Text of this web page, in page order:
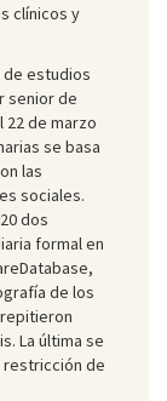
clínicos y
estudios
senior de
de marzo
se basa
las
sociales.
dos
formal en
de los
La última se
restricción de